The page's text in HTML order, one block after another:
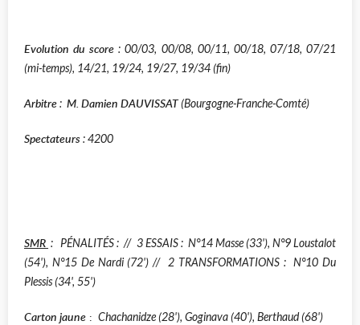
Evolution du score : 00/03, 00/08, 00/11, 00/18, 07/18, 07/21
(mi-temps), 14/21, 19/24, 19/27, 19/34 (fin)
Arbitre: M. Damien DAUVISSAT(Bourgogne-Franche-Comté)
Spectateurs: 4200
SMR :PÉNALITÉS :// 3ESSAIS : N°14 Masse (33'), N°9 Loustalot
(54'), N°15 De Nardi (72')// 2 TRANSFORMATIONS : N°10 Du
Plessis (34', 55')
Carton jaune : Chachanidze (28'), Goginava (40'), Berthaud (68')